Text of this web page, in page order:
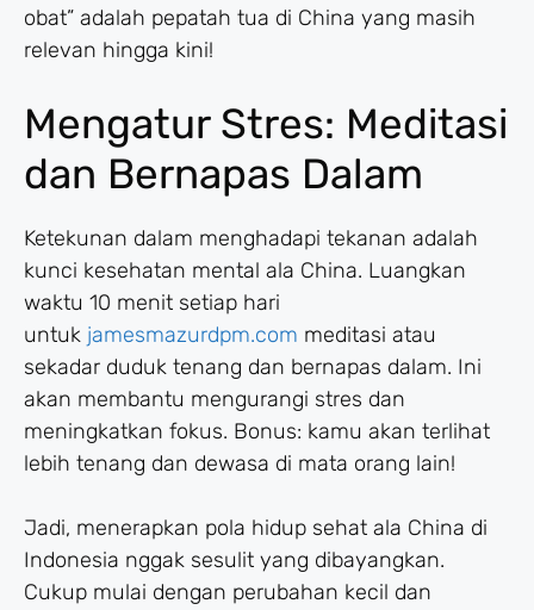
obat” adalah pepatah tua di China yang masih
relevan hingga kini!
Mengatur Stres: Meditasi
dan Bernapas Dalam
Ketekunan dalam menghadapi tekanan adalah
kunci kesehatan mental ala China. Luangkan
waktu 10 menit setiap hari
untuk jamesmazurdpm.com meditasi atau
sekadar duduk tenang dan bernapas dalam. Ini
akan membantu mengurangi stres dan
meningkatkan fokus. Bonus: kamu akan terlihat
lebih tenang dan dewasa di mata orang lain!
Jadi, menerapkan pola hidup sehat ala China di
Indonesia nggak sesulit yang dibayangkan.
Cukup mulai dengan perubahan kecil dan